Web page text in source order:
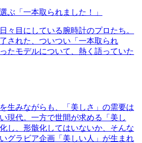
ぶ「一本取られました！」
々目にしている腕時計のプロたち。
された、ついつい「一本取られ
たモデルについて、熱く語っていた
生みながらも、「美しさ」の需要は
現代。一方で世間が求める「美し
し、形骸化してはいないか、そんな
グラビア企画「美しい人」が生まれ